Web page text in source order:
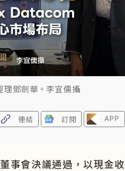
理鄧劍華。李宜儒攝
連結 訂閱 APP
事會決議通過，以現金